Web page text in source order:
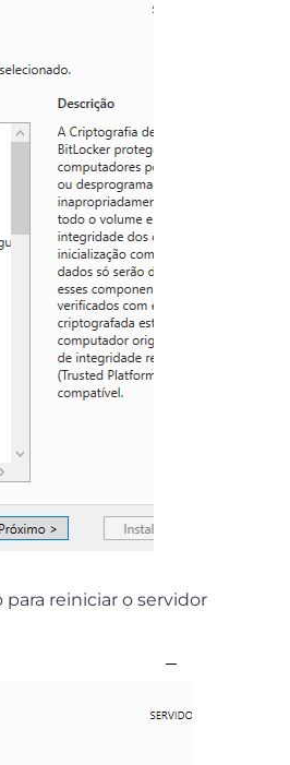
para reiniciar o servidor